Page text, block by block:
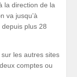
la direction de la
va jusqu’à
plus 28
les autres sites
comptes ou